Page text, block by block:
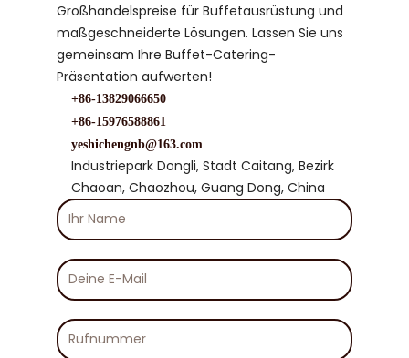
Großhandelspreise für Buffetausrüstung und
maßgeschneiderte Lösungen. Lassen Sie uns
gemeinsam Ihre Buffet-Catering-
Präsentation aufwerten!
+86-13829066650
+86-15976588861
yeshichengnb@163.com
Industriepark Dongli, Stadt Caitang, Bezirk
Chaoan, Chaozhou, Guang Dong, China
Ihr
Name
Deine
E-
Mail
Rufnummer